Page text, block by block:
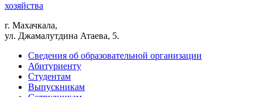
хозяйства
г. Махачкала,
ул. Джамалутдина Атаева, 5.
Сведения об образовательной организации
Абитуриенту
Студентам
Выпускникам